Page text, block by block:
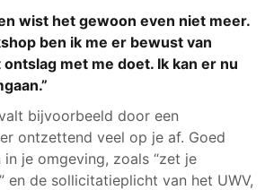
wist het gewoon even niet meer.
ben ik me er bewust van
met me doet. Ik kan er nu
bijvoorbeeld door een
ontzettend veel op je af. Goed
je omgeving, zoals “zet je
en de sollicitatieplicht van het UWV,